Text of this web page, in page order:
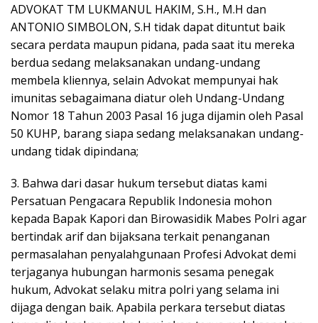
ADVOKAT TM LUKMANUL HAKIM, S.H., M.H dan
ANTONIO SIMBOLON, S.H tidak dapat dituntut baik
secara perdata maupun pidana, pada saat itu mereka
berdua sedang melaksanakan undang-undang
membela kliennya, selain Advokat mempunyai hak
imunitas sebagaimana diatur oleh Undang-Undang
Nomor 18 Tahun 2003 Pasal 16 juga dijamin oleh Pasal
50 KUHP, barang siapa sedang melaksanakan undang-
undang tidak dipindana;
3. Bahwa dari dasar hukum tersebut diatas kami
Persatuan Pengacara Republik Indonesia mohon
kepada Bapak Kapori dan Birowasidik Mabes Polri agar
bertindak arif dan bijaksana terkait penanganan
permasalahan penyalahgunaan Profesi Advokat demi
terjaganya hubungan harmonis sesama penegak
hukum, Advokat selaku mitra polri yang selama ini
dijaga dengan baik. Apabila perkara tersebut diatas